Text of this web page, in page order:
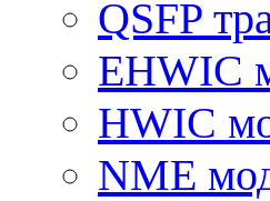
QSFP
EHWIC
HWIC
NME